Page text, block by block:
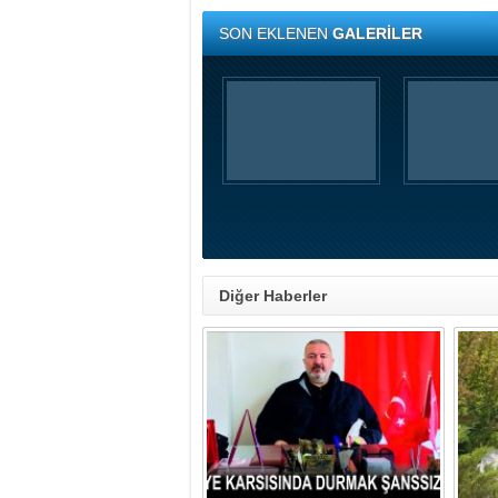
SON EKLENENGALERİLER
Diğer Haberler